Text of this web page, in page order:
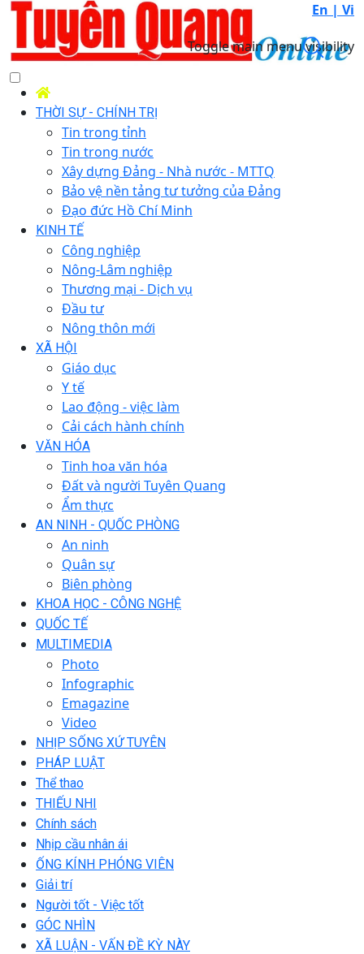
En | Vi
Toggle main menu visibility
THỜI SỰ - CHÍNH TRỊ
Tin trong tỉnh
Tin trong nước
Xây dựng Đảng - Nhà nước - MTTQ
Bảo vệ nền tảng tư tưởng của Đảng
Đạo đức Hồ Chí Minh
KINH TẾ
Công nghiệp
Nông-Lâm nghiệp
Thương mại - Dịch vụ
Đầu tư
Nông thôn mới
XÃ HỘI
Giáo dục
Y tế
Lao động - việc làm
Cải cách hành chính
VĂN HÓA
Tinh hoa văn hóa
Đất và người Tuyên Quang
Ẩm thực
AN NINH - QUỐC PHÒNG
An ninh
Quân sự
Biên phòng
KHOA HỌC - CÔNG NGHỆ
QUỐC TẾ
MULTIMEDIA
Photo
Infographic
Emagazine
Video
NHỊP SỐNG XỨ TUYÊN
PHÁP LUẬT
Thể thao
THIẾU NHI
Chính sách
Nhịp cầu nhân ái
ỐNG KÍNH PHÓNG VIÊN
Giải trí
Người tốt - Việc tốt
GÓC NHÌN
XÃ LUẬN - VẤN ĐỀ KỲ NÀY